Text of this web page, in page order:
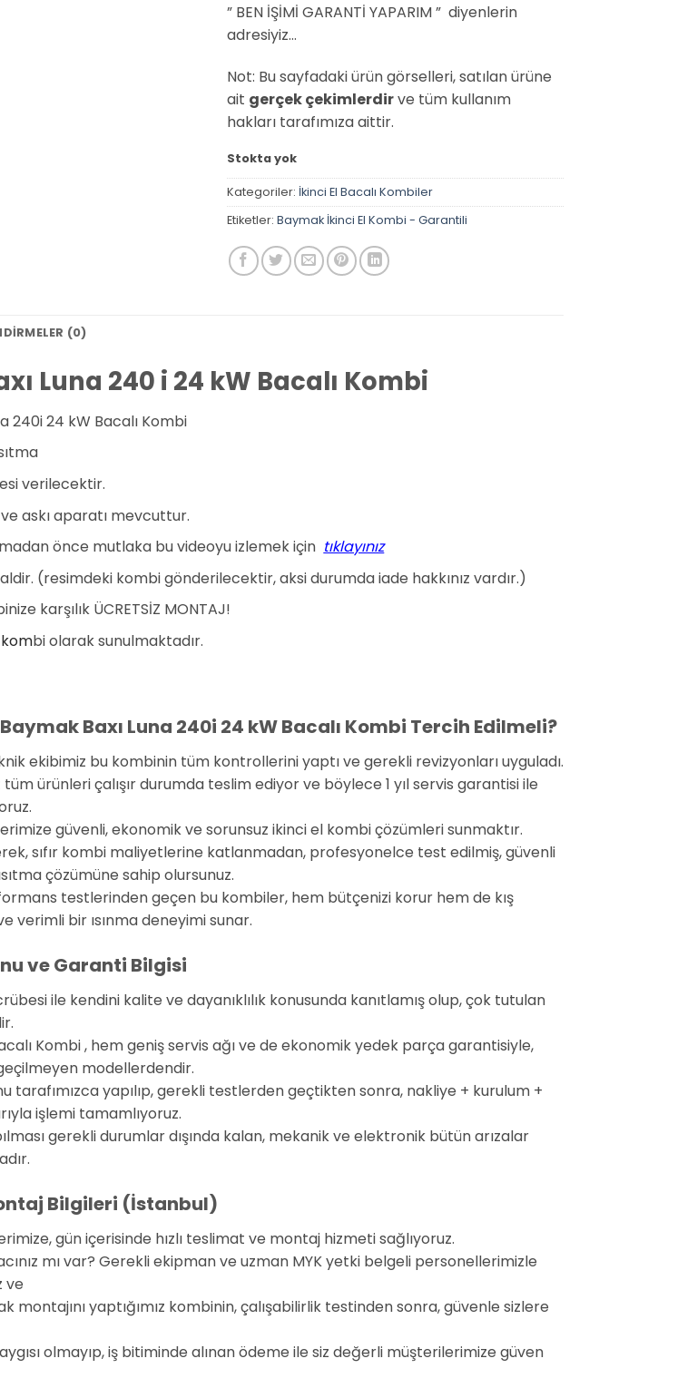
” BEN İŞİMİ GARANTİ YAPARIM ” diyenlerin
adresiyiz…
Not: Bu sayfadaki ürün görselleri, satılan ürüne
ait gerçek çekimlerdirve tüm kullanım
hakları tarafımıza aittir.
Stokta yok
Kategoriler: İkinci El Bacalı Kombiler
Etiketler:Baymak İkinci El Kombi - Garantili
(0)
Luna 240 i 24 kW Bacalı Kombi
240i 24 kW Bacalı Kombi
verilecektir.
askı aparatı mevcuttur.
önce mutlaka bu videoyu izlemek için tıklayınız
(resimdeki kombi gönderilecektir, aksi durumda iade hakkınız vardır.)
karşılık ÜCRETSİZ MONTAJ!
bi olarak sunulmaktadır.
Baxı Luna 240i 24 kW Bacalı Kombi Tercih Edilmeli?
ekibimiz bu kombinin tüm kontrollerini yaptı ve gerekli revizyonları uyguladı.
tüm ürünleri çalışır durumda teslim ediyor ve böylece 1 yıl servis garantisi ile
güvenli, ekonomik ve sorunsuz ikinci el kombi çözümleri sunmaktır.
sıfır kombi maliyetlerine katlanmadan, profesyonelce test edilmiş, güvenli
çözümüne sahip olursunuz.
testlerinden geçen bu kombiler, hem bütçenizi korur hem de kış
verimli bir ısınma deneyimi sunar.
ve Garanti Bilgisi
ile kendini kalite ve dayanıklılık konusunda kanıtlamış olup, çok tutulan
Kombi , hem geniş servis ağı ve de ekonomik yedek parça garantisiyle,
modellerdendir.
tarafımızca yapılıp, gerekli testlerden geçtikten sonra, nakliye + kurulum +
işlemi tamamlıyoruz.
gerekli durumlar dışında kalan, mekanik ve elektronik bütün arızalar
Bilgileri (İstanbul)
gün içerisinde hızlı teslimat ve montaj hizmeti sağlıyoruz.
mı var? Gerekli ekipman ve uzman MYK yetki belgeli personellerimizle
ve
montajını yaptığımız kombinin, çalışabilirlik testinden sonra, güvenle sizlere
olmayıp, iş bitiminde alınan ödeme ile siz değerli müşterilerimize güven